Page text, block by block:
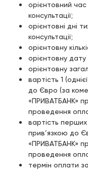
орієнтовний
консультації;
орієнтовні дні
консультації;
орієнтовну
орієнтовну дату
орієнтовну
вартість 1
до Євро (за
«ПРИВАТБАНК»
проведення
вартість перших
прив’язкою до
«ПРИВАТБАНК»
проведення
термін оплати